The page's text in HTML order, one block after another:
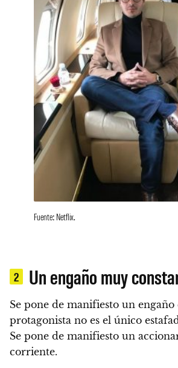
Fuente: Netflix.
2 Un engaño muy
Se pone de manifiesto un
protagonista no es el único
Se pone de manifiesto un
corriente.